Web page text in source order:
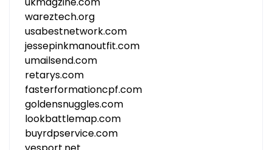
wareztech.org
usabestnetwork.com
jessepinkmanoutfit.com
umailsend.com
retarys.com
fasterformationcpf.com
goldensnuggles.com
lookbattlemap.com
buyrdpservice.com